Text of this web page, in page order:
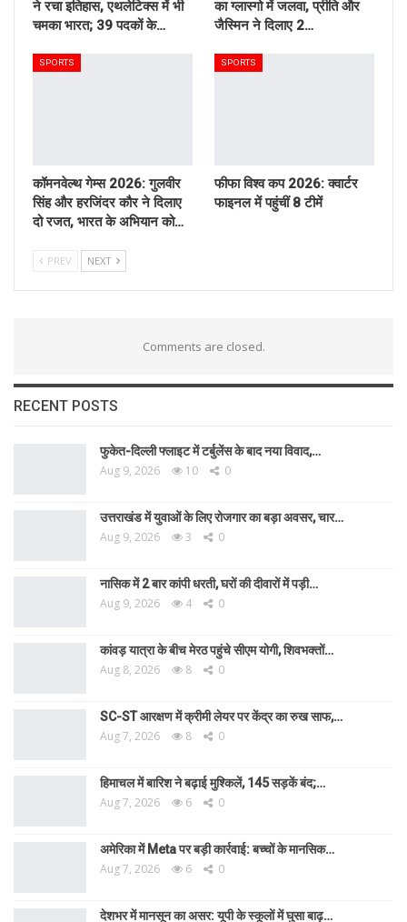
ने रचा इतिहास, एथलेटिक्स में भी
चमका भारत; 39 पदकों के…
का ग्लास्गो में जलवा, प्रीति और
जैस्मिन ने दिलाए 2…
SPORTS
कॉमनवेल्थ गेम्स 2026: गुलवीर
सिंह और हरजिंदर कौर ने दिलाए
दो रजत, भारत के अभियान को…
SPORTS
फीफा विश्व कप 2026: क्वार्टर
फाइनल में पहुंचीं 8 टीमें
PREV NEXT
Comments are closed.
RECENT POSTS
फुकेत-दिल्ली फ्लाइट में टर्बुलेंस के बाद नया विवाद,…
Aug 9, 2026 10 0
उत्तराखंड में युवाओं के लिए रोजगार का बड़ा अवसर, चार…
Aug 9, 2026 3 0
नासिक में 2 बार कांपी धरती, घरों की दीवारों में पड़ी…
Aug 9, 2026 4 0
कांवड़ यात्रा के बीच मेरठ पहुंचे सीएम योगी, शिवभक्तों…
Aug 8, 2026 8 0
SC-ST आरक्षण में क्रीमी लेयर पर केंद्र का रुख साफ,…
Aug 7, 2026 8 0
हिमाचल में बारिश ने बढ़ाई मुश्किलें, 145 सड़कें बंद;…
Aug 7, 2026 6 0
अमेरिका में Meta पर बड़ी कार्रवाई: बच्चों के मानसिक…
Aug 7, 2026 6 0
देशभर में मानसून का असर: यूपी के स्कूलों में घुसा बाढ़…